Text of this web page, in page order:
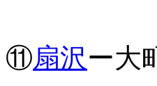
⑪扇沢ー大